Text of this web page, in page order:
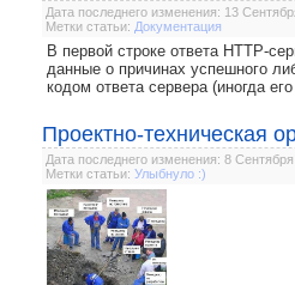
Дата последнего изменения: 13
Метки статьи: Документация
В первой строке ответа HTTP-
данные о причинах успешного
кодом ответа сервера (иногда
Проектно-техническая
Дата последнего изменения: 8
Метки статьи: Улыбнуло :)